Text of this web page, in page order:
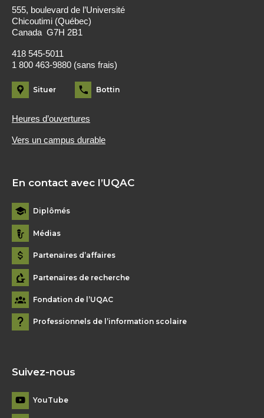
555, boulevard de l’Université
Chicoutimi (Québec)
Canada G7H 2B1
418 545-5011
1 800 463-9880 (sans frais)
Situer Bottin
Heures d’ouvertures
Vers un campus durable
En contact avec l’UQAC
Diplômés
Médias
Partenaires d’affaires
Partenaires de recherche
Fondation de l’UQAC
Professionnels de l’information scolaire
Suivez-nous
YouTube